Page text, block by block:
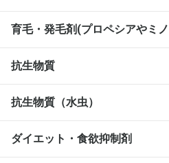
育毛・発毛剤(プロペシアやミ
抗生物質
抗生物質（水虫）
ダイエット・食欲抑制剤